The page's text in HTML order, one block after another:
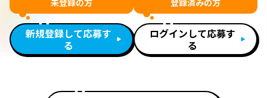
未登録の方
新規登録して応募す
る
登録済みの方
ログインして応募す
る